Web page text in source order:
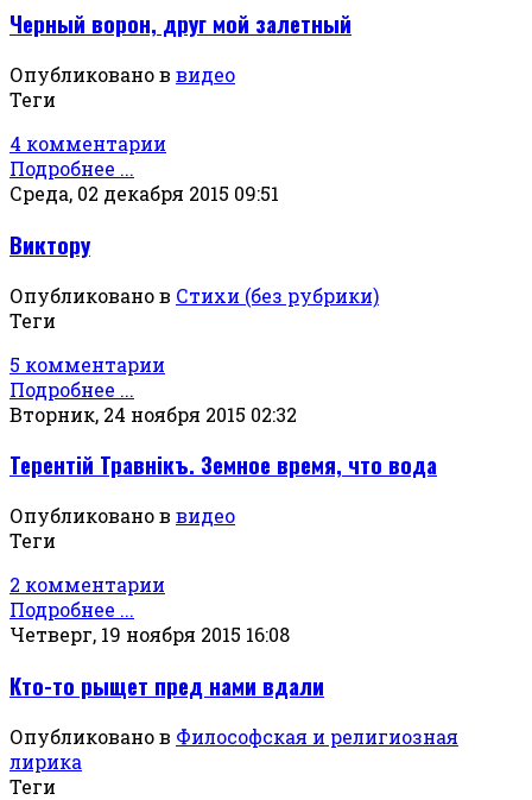
Черный ворон, друг мой залетный
Опубликовано в видео
Теги
4 комментарии
Подробнее ...
Среда, 02 декабря 2015 09:51
Виктору
Опубликовано в Стихи (без рубрики)
Теги
5 комментарии
Подробнее ...
Вторник, 24 ноября 2015 02:32
Терентiй Травнiкъ. Земное время, что вода
Опубликовано в видео
Теги
2 комментарии
Подробнее ...
Четверг, 19 ноября 2015 16:08
Кто-то рыщет пред нами вдали
Опубликовано в Философская и религиозная
лирика
Теги